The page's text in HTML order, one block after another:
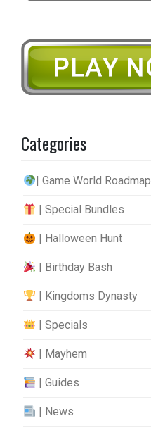
Categories
| Game World Roadmap
| Special Bundles
| Halloween Hunt
| Birthday Bash
| Kingdoms Dynasty
| Specials
| Mayhem
| Guides
| News